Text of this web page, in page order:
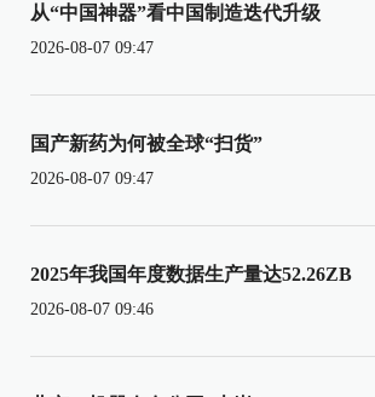
从“中国神器”看中国制造迭代升级
2026-08-07 09:47
国产新药为何被全球“扫货”
2026-08-07 09:47
2025年我国年度数据生产量达52.26ZB
2026-08-07 09:46